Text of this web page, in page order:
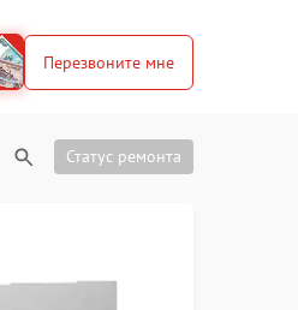
Перезвоните мне
Статус ремонта